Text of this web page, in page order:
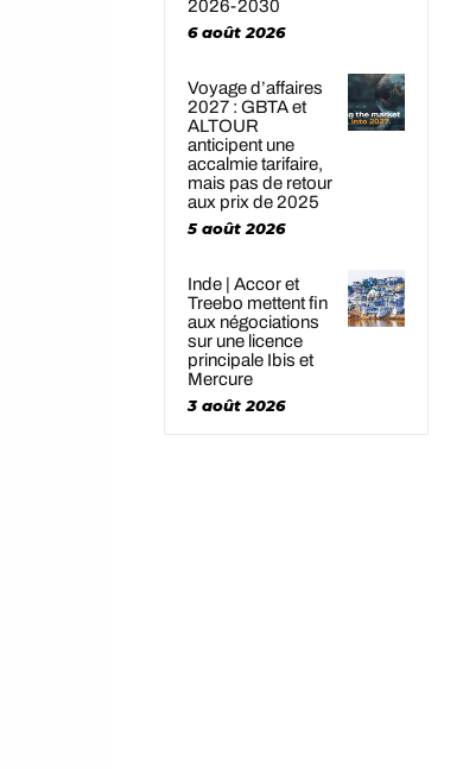
2026-2030
6 août 2026
Voyage d’affaires
2027 : GBTA et
ALTOUR
anticipent une
accalmie tarifaire,
mais pas de retour
aux prix de 2025
5 août 2026
Inde | Accor et
Treebo mettent fin
aux négociations
sur une licence
principale Ibis et
Mercure
3 août 2026